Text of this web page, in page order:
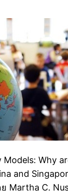
Why
and
Martha C.